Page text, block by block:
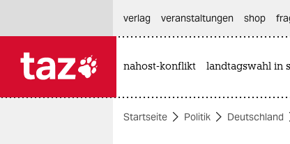
themen
verlag
veranstaltungen shop
nahost-konflikt landtagswahl in
Startseite Politik Deutschland